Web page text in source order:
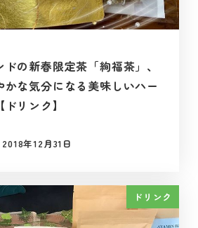
の新春限定茶「絢福茶」、
かな気分になる美味しいハー
リンク】
投稿日
2018年12月31日
ドリンク